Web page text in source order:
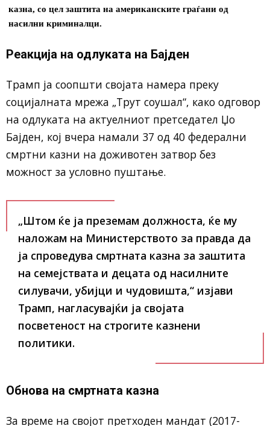
казна, со цел заштита на американските граѓани од
насилни криминалци.
Реакција на одлуката на Бајден
Трамп ја соопшти својата намера преку
социјалната мрежа „Трут соушал“, како одговор
на одлуката на актуелниот претседател Џо
Бајден, кој вчера намали 37 од 40 федерални
смртни казни на доживотен затвор без
можност за условно пуштање.
„Штом ќе ја преземам должноста, ќе му
наложам на Министерството за правда да
ја спроведува смртната казна за заштита
на семејствата и децата од насилните
силувачи, убијци и чудовишта,“ изјави
Трамп, нагласувајќи ја својата
посветеност на строгите казнени
политики.
Обнова на смртната казна
За време на својот претходен мандат (2017-